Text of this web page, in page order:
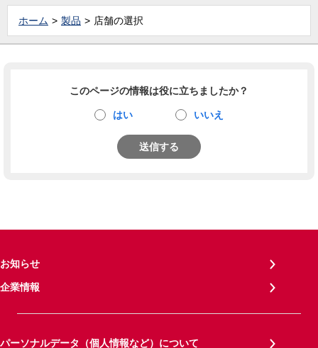
ホーム 製品 店舗の選択
このページの情報は役に立ちましたか？
はい いいえ
送信する
お知らせ
企業情報
パーソナルデータ（個人情報など）について